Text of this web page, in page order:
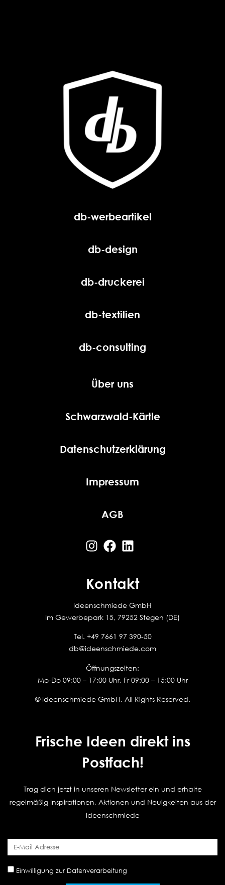
db-werbeartikel
db-design
db-druckerei
db-textilien
db-consulting
Über uns
Schwarzwald-Kärtle
Datenschutzerklärung
Impressum
AGB
Kontakt
Ideenschmiede GmbH
Im Gewerbepark 15, 79252 Stegen (DE)
Tel. +49 7661 97 390-50
db@ideenschmiede.com
Öffnungszeiten:
Mo-Do 09:00 – 17:00 Uhr, Fr 09:00 – 15:00 Uhr
© Ideenschmiede GmbH. All Rights Reserved.
Frische Ideen direkt ins
Postfach!
Trag dich jetzt in unseren Newsletter ein und erhalte
regelmäßig Inspirationen, Aktionen und Neuigkeiten aus der
Ideenschmiede
Einwilligung zur Datenverarbeitung